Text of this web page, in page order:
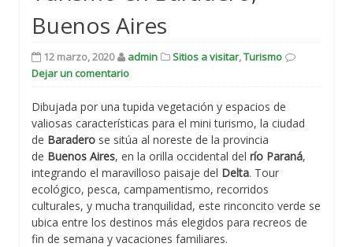
Buenos Aires
12 marzo, 2020 admin Sitios a visitar,Turismo
Dejar un comentario
Dibujada por una tupida vegetación y espacios de
valiosas características para el mini turismo, la ciudad
de Baradero se sitúa al noreste de la provincia
de Buenos Aires, en la orilla occidental del río Paraná,
integrando el maravilloso paisaje del Delta. Tour
ecológico, pesca, campamentismo, recorridos
culturales, y mucha tranquilidad, este rinconcito verde se
ubica entre los destinos más elegidos para recreos de
fin de semana y vacaciones familiares.